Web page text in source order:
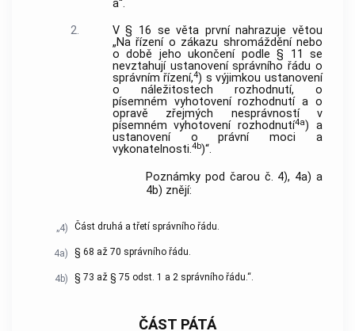
a“.
2.
V § 16 se věta první nahrazuje větou
„Na řízení o zákazu shromáždění nebo
o době jeho ukončení podle § 11 se
nevztahují ustanovení správního řádu o
správním řízení,4) s výjimkou ustanovení
o náležitostech rozhodnutí, o
písemném vyhotovení rozhodnutí a o
opravě zřejmých nesprávností v
písemném vyhotovení rozhodnutí4a) a
ustanovení o právní moci a
vykonatelnosti.4b)“.
Poznámky pod čarou č. 4), 4a) a
4b) znějí:
„4) Část druhá a třetí správního řádu.
4a) § 68 až 70 správního řádu.
4b) § 73 až § 75 odst. 1 a 2 správního řádu.“.
ČÁST PÁTÁ